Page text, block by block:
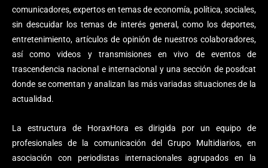
comunicadores, expertos en temas de economía, política, sociales,
sin descuidar los temas de interés general, como los deportes,
entretenimiento, artículos de opinión de nuestros colaboradores,
así como videos y transmisiones en vivo de eventos de
trascendencia nacional e internacional y una sección de posdcat
donde se comentan y analizan las más variadas situaciones de la
actualidad.
La estructura de HoraxHora es dirigida por un equipo de
profesionales de la comunicación del Grupo Multidiarios, en
asociación con periodistas internacionales agrupados en la